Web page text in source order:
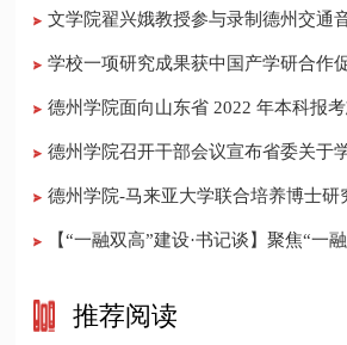
​文学院翟兴娥教授参与录制德州交通音乐频道《科
学校一项研究成果获中国产学研合作促进会科技创
德州学院面向山东省 2022 年本科报
​德州学院召开干部会议宣布省委关于学校领导班子
德州学院-马来亚大学联合培养博士研
推荐阅读